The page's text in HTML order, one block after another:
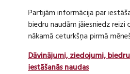
Partijām informācija par
biedru naudām jāiesniedz reizi
nākamā ceturkšņa pirmā
Dāvinājumi, ziedojumi,
iestāšanās naudas